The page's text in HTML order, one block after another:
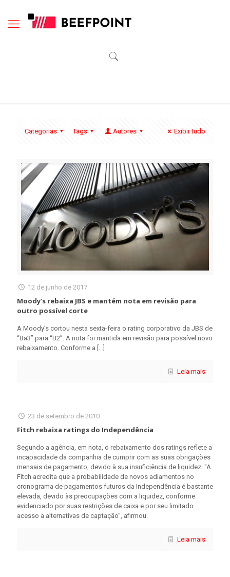
Categorias Tags Autores Exibir tudo
12 de junho de 2017
Moody’s rebaixa JBS e mantém nota em revisão para
outro possível corte
A Moody’s cortou nesta sexta-feira o rating corporativo da JBS de
“Ba3” para “B2”. A nota foi mantida em revisão para possível novo
rebaixamento. Conforme a […]
Leia mais
23 de setembro de 2010
Fitch rebaixa ratings do Independência
Segundo a agência, em nota, o rebaixamento dos ratings reflete a
incapacidade da companhia de cumprir com as suas obrigações
mensais de pagamento, devido à sua insuficiência de liquidez. "A
Fitch acredita que a probabilidade de novos adiamentos no
cronograma de pagamentos futuros da Independência é bastante
elevada, devido às preocupações com a liquidez, conforme
evidenciado por suas restrições de caixa e por seu limitado
acesso a alternativas de captação", afirmou.
Leia mais